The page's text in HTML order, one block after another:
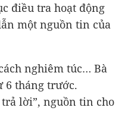
điều tra hoạt động
một nguồn tin của
nghiêm túc… Bà
6 tháng trước.
lời”, nguồn tin cho